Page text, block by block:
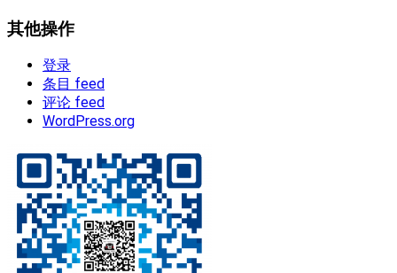
其他操作
登录
条目 feed
评论 feed
WordPress.org